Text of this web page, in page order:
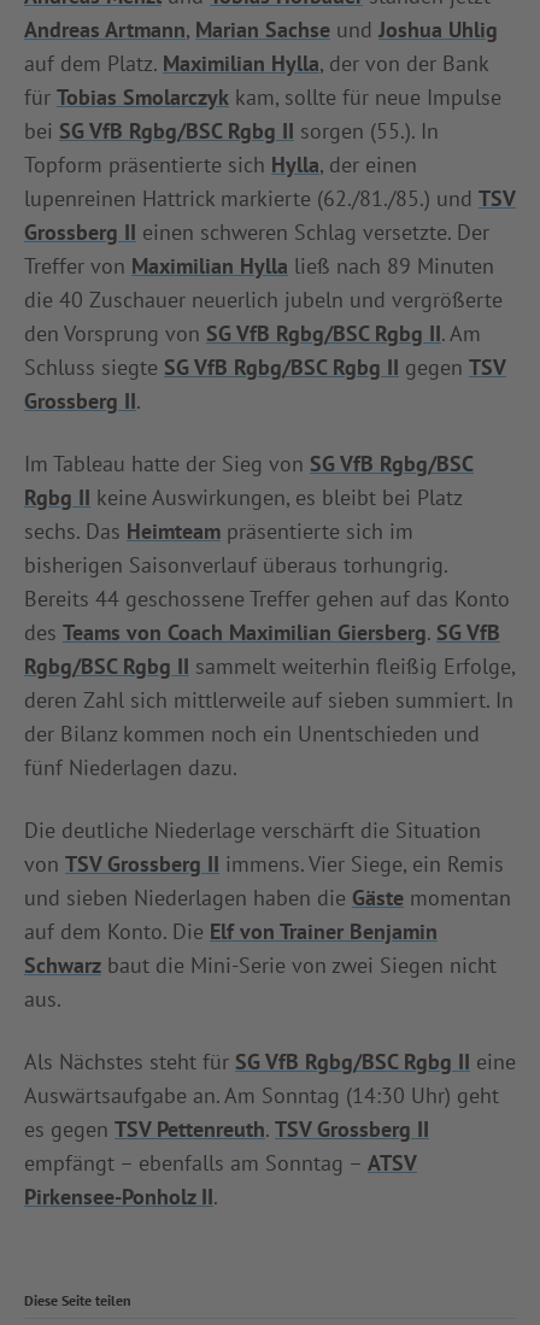
Andreas Artmann, Marian Sachse und Joshua Uhlig
auf dem Platz. Maximilian Hylla, der von der Bank
für Tobias Smolarczyk kam, sollte für neue Impulse
bei SG VfB Rgbg/BSC Rgbg II sorgen (55.). In
Topform präsentierte sich Hylla, der einen
lupenreinen Hattrick markierte (62./81./85.) und TSV
Grossberg II einen schweren Schlag versetzte. Der
Treffer von Maximilian Hylla ließ nach 89 Minuten
die 40 Zuschauer neuerlich jubeln und vergrößerte
den Vorsprung von SG VfB Rgbg/BSC Rgbg II. Am
Schluss siegte SG VfB Rgbg/BSC Rgbg II gegen TSV
Grossberg II.
Im Tableau hatte der Sieg von SG VfB Rgbg/BSC
Rgbg II keine Auswirkungen, es bleibt bei Platz
sechs. Das Heimteam präsentierte sich im
bisherigen Saisonverlauf überaus torhungrig.
Bereits 44 geschossene Treffer gehen auf das Konto
des Teams von Coach Maximilian Giersberg. SG VfB
Rgbg/BSC Rgbg II sammelt weiterhin fleißig Erfolge,
deren Zahl sich mittlerweile auf sieben summiert. In
der Bilanz kommen noch ein Unentschieden und
fünf Niederlagen dazu.
Die deutliche Niederlage verschärft die Situation
von TSV Grossberg II immens. Vier Siege, ein Remis
und sieben Niederlagen haben die Gäste momentan
auf dem Konto. Die Elf von Trainer Benjamin
Schwarz baut die Mini-Serie von zwei Siegen nicht
aus.
Als Nächstes steht für SG VfB Rgbg/BSC Rgbg II eine
Auswärtsaufgabe an. Am Sonntag (14:30 Uhr) geht
es gegen TSV Pettenreuth. TSV Grossberg II
empfängt – ebenfalls am Sonntag – ATSV
Pirkensee-Ponholz II.
Diese Seite teilen